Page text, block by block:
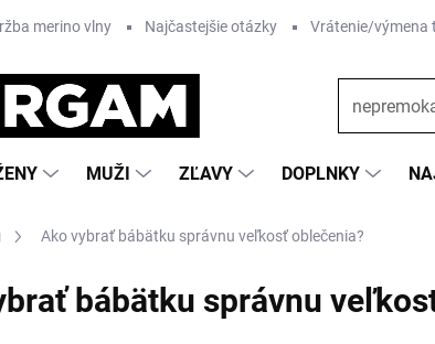
merino vlny Najčastejšie otázky Vrátenie/výmena
MUŽI ZĽAVY DOPLNKY
Ako vybrať bábätku správnu veľkosť oblečenia?
bábätku správnu